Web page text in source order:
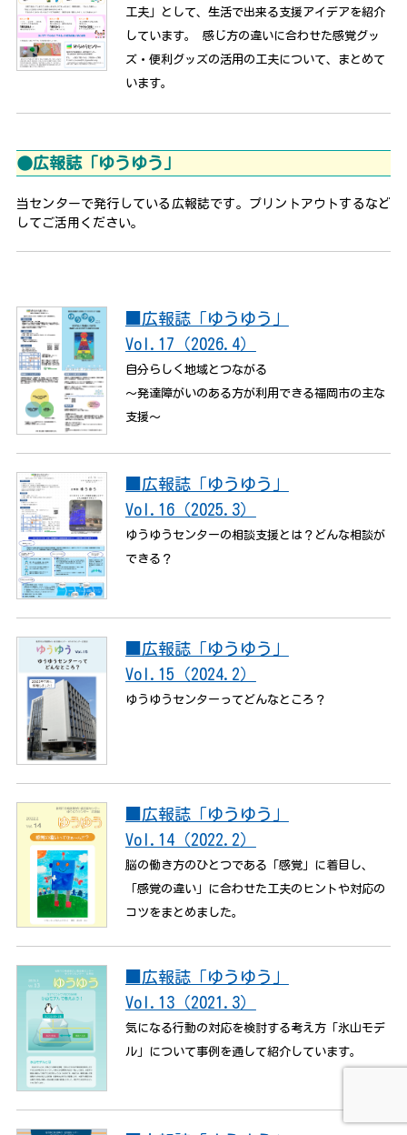
工夫」として、生活で出来る支援アイデアを紹介
しています。 感じ方の違いに合わせた感覚グッ
ズ・便利グッズの活用の工夫について、まとめて
います。
●広報誌「ゆうゆう」
当センターで発行している広報誌です。プリントアウトするなど
してご活用ください。
■広報誌「ゆうゆう」
Vol.17（2026.4）
自分らしく地域とつながる
〜発達障がいのある方が利用できる福岡市の主な
支援〜
■広報誌「ゆうゆう」
Vol.16（2025.3）
ゆうゆうセンターの相談支援とは？どんな相談が
できる？
■広報誌「ゆうゆう」
Vol.15（2024.2）
ゆうゆうセンターってどんなところ？
■広報誌「ゆうゆう」
Vol.14（2022.2）
脳の働き方のひとつである「感覚」に着目し、
「感覚の違い」に合わせた工夫のヒントや対応の
コツをまとめました。
■広報誌「ゆうゆう」
Vol.13（2021.3）
気になる行動の対応を検討する考え方「氷山モデ
ル」について事例を通して紹介しています。